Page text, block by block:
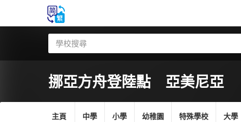
挪亞方舟登陸點 亞美尼亞
主頁 中學 小學 幼稚園 特殊學校 大學